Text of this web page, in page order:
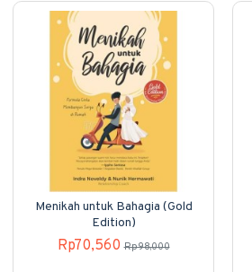
Menikah untuk Bahagia (Gold
Edition)
Rp70,560 Rp98,000